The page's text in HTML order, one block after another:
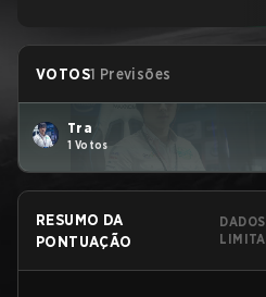
VOTOS1 Previsões
Tra
1 Votos
RESUMO DA
PONTUAÇÃO